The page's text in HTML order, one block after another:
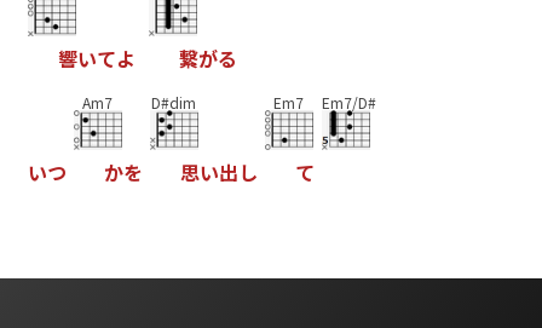
響いてよ 繋がる
いつ
Am7
かを
D#dim
思い出し
Em7
て
Em7/D#